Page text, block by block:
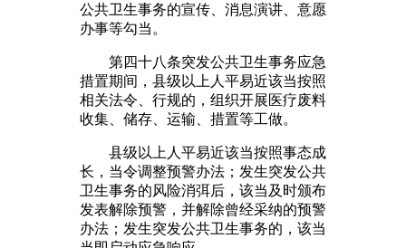
公共卫生事务的宣传、消息演讲、意愿
办事等勾当。
第四十八条突发公共卫生事务应急
措置期间，县级以上人平易近该当按照
相关法令、行规的，组织开展医疗废料
收集、储存、运输、措置等工做。
县级以上人平易近该当按照事态成
长，当令调整预警办法；发生突发公共
卫生事务的风险消弭后，该当及时颁布
发表解除预警，并解除曾经采纳的预警
办法；发生突发公共卫生事务的，该当